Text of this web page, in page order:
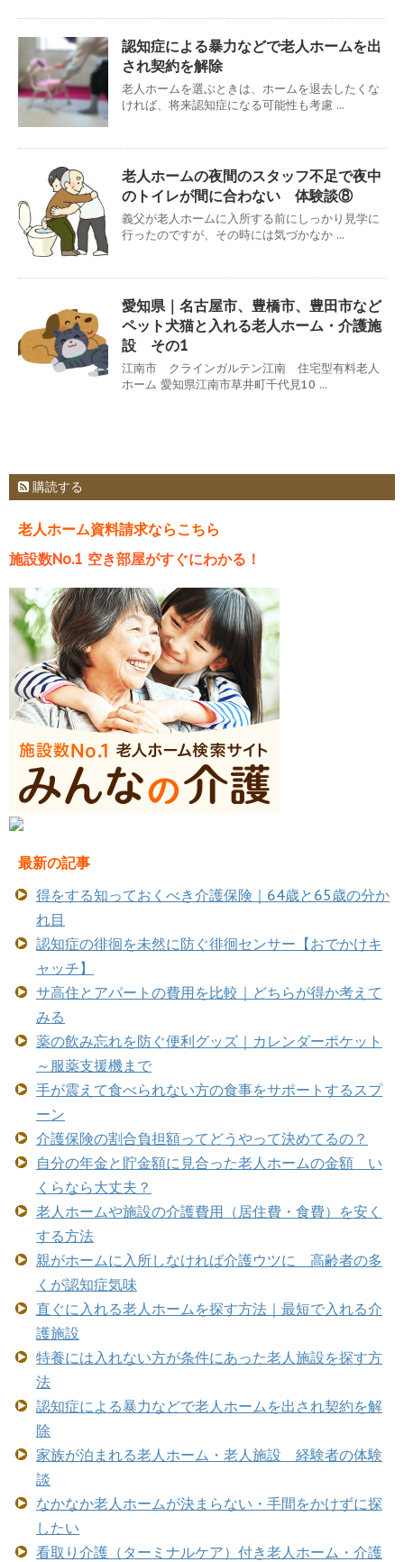
認知症による暴力などで老人ホームを出
され契約を解除
老人ホームを選ぶときは、ホームを退去したくな
ければ、将来認知症になる可能性も考慮 ...
老人ホームの夜間のスタッフ不足で夜中
のトイレが間に合わない 体験談⑧
義父が老人ホームに入所する前にしっかり見学に
行ったのですが、その時には気づかなか ...
愛知県｜名古屋市、豊橋市、豊田市など
ペット犬猫と入れる老人ホーム・介護施
設 その1
江南市 クラインガルテン江南 住宅型有料老人
ホーム 愛知県江南市草井町千代見10 ...
購読する
老人ホーム資料請求ならこちら
施設数No.1 空き部屋がすぐにわかる！
最新の記事
得をする知っておくべき介護保険｜64歳と65歳の分か
れ目
認知症の徘徊を未然に防ぐ徘徊センサー【おでかけキ
ャッチ】
サ高住とアパートの費用を比較｜どちらが得か考えて
みる
薬の飲み忘れを防ぐ便利グッズ｜カレンダーポケット
～服薬支援機まで
手が震えて食べられない方の食事をサポートするスプ
ーン
介護保険の割合負担額ってどうやって決めてるの？
自分の年金と貯金額に見合った老人ホームの金額 い
くらなら大丈夫？
老人ホームや施設の介護費用（居住費・食費）を安く
する方法
親がホームに入所しなければ介護ウツに 高齢者の多
くが認知症気味
直ぐに入れる老人ホームを探す方法｜最短で入れる介
護施設
特養には入れない方が条件にあった老人施設を探す方
法
認知症による暴力などで老人ホームを出され契約を解
除
家族が泊まれる老人ホーム・老人施設 経験者の体験
談
なかなか老人ホームが決まらない・手間をかけずに探
したい
看取り介護（ターミナルケア）付き老人ホーム・介護